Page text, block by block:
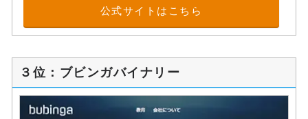
公式サイトはこちら
３位：ブビンガバイナリー